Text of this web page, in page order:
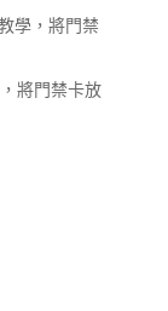
學，將門禁
將門禁卡放